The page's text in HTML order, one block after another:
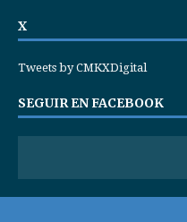
X
Tweets by CMKXDigital
SEGUIR EN FACEBOOK